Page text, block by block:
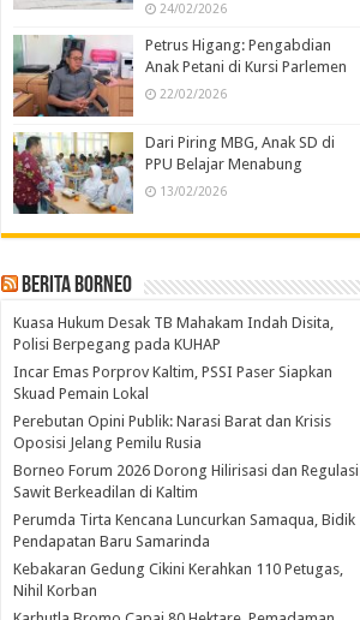
24/02/2026
Petrus Higang: Pengabdian
Anak Petani di Kursi Parlemen
22/02/2026
Dari Piring MBG, Anak SD di
PPU Belajar Menabung
13/02/2026
Berita Borneo
Kuasa Hukum Desak TB Mahakam Indah Disita,
Polisi Berpegang pada KUHAP
Incar Emas Porprov Kaltim, PSSI Paser Siapkan
Skuad Pemain Lokal
Perebutan Opini Publik: Narasi Barat dan Krisis
Oposisi Jelang Pemilu Rusia
Borneo Forum 2026 Dorong Hilirisasi dan Regulasi
Sawit Berkeadilan di Kaltim
Perumda Tirta Kencana Luncurkan Samaqua, Bidik
Pendapatan Baru Samarinda
Kebakaran Gedung Cikini Kerahkan 110 Petugas,
Nihil Korban